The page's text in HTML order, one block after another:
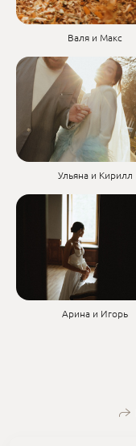
Валя и Макс
Ульяна и Кирилл
Арина и Игорь